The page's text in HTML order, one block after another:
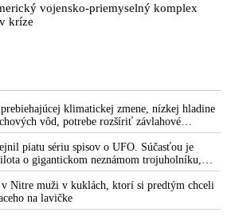
vojensko-priemyselný komplex
kríze
klimatickej zmene, nízkej hladine
vôd, potrebe rozšíriť závlahové
potravinovú bezpečnosť, dozvukoch
do Ceuty, zverejnenom rozhovore s
podráždil progresívnych liberálov, ale aj
denníka SME brániaceho pedofilov
piatu sériu spisov o UFO. Súčasťou je
o gigantickom neznámom trojuholníku,
hviezdy nad Afganistanom. Podľa Dr.
kopíruje predošlé zverejnenia – neprináša nič
nudnou
Nitre muži v kuklách, ktorí si predtým chceli
na lavičke